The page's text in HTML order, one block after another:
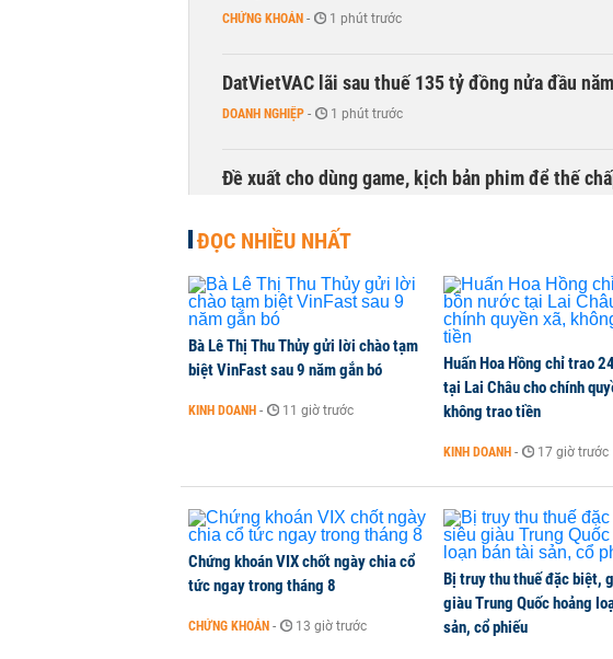
CHỨNG KHOÁN - 1 phút trước
DatVietVAC lãi sau thuế 135 tỷ đồng nửa đầu
DOANH NGHIỆP - 1 phút trước
Đề xuất cho dùng game, kịch bản phim để thế
ĐỌC NHIỀU NHẤT
Bà Lê Thị Thu Thủy gửi lời chào tạm
biệt VinFast sau 9 năm gắn bó
KINH DOANH - 11 giờ trước
Huấn Hoa Hồng chỉ trao
tại Lai Châu cho chính
không trao tiền
KINH DOANH - 17 giờ trước
Chứng khoán VIX chốt ngày chia cổ
tức ngay trong tháng 8
CHỨNG KHOÁN - 13 giờ trước
Bị truy thu thuế đặc biệt,
giàu Trung Quốc hoảng
sản, cổ phiếu